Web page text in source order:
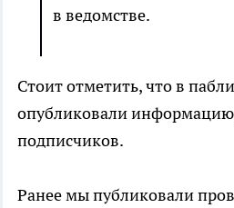
в ведомстве.
Стоит отметить, что в
опубликовали
подписчиков.
Ранее мы публиковали